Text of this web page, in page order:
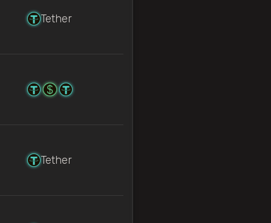
Tether
Tether